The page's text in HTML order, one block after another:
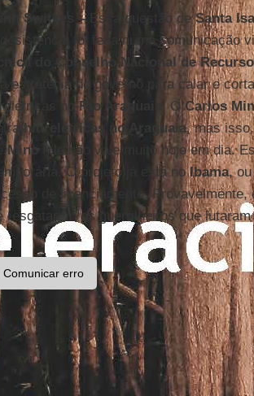
Switkes –Essa questão deSanta
desistência foi feita numa comunicação
do Conselho Nacional de
estratégia do governo para calar e
no Rio Araguaia . OCarlos
hidrelétricas no Araguaia, mas
Mincfale não vale muito hoje em dia.
O projeto já está noIbama,
de licenciamento.
resgatarem os guerrilheiros que
Comunicar erro